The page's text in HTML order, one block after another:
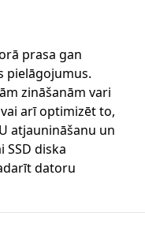
prasa gan
pielāgojumus.
zināšanām vari
arī optimizēt to,
atjaunināšanu un
SSD diska
datoru